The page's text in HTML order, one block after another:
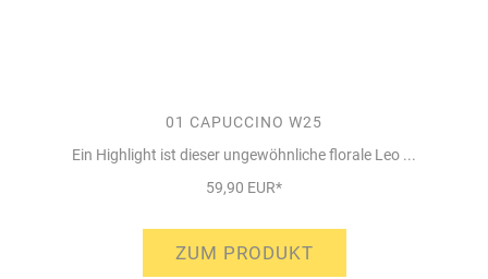
01 CAPUCCINO W25
Ein Highlight ist dieser ungewöhnliche florale Leo ...
59,90 EUR*
ZUM PRODUKT